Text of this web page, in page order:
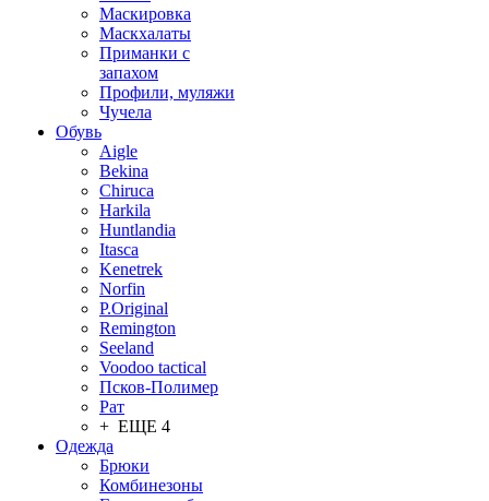
Маскировка
Маскхалаты
Приманки с
запахом
Профили, муляжи
Чучела
Обувь
Aigle
Bekina
Chiruсa
Harkila
Huntlandia
Itasca
Kenetrek
Norfin
P.Original
Remington
Seeland
Voodoo tactical
Псков-Полимер
Рат
+ ЕЩЕ 4
Одежда
Брюки
Комбинезоны